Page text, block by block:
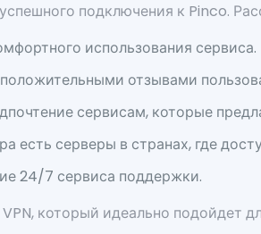
подключения к Pinco.
использования сервиса.
отзывами
сервисам, которые
есть серверы в странах, где
24/7 сервиса поддержки.
который идеально подойдет